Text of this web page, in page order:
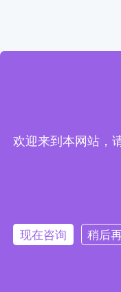
欢迎来到本网站，
现在咨询 稍后